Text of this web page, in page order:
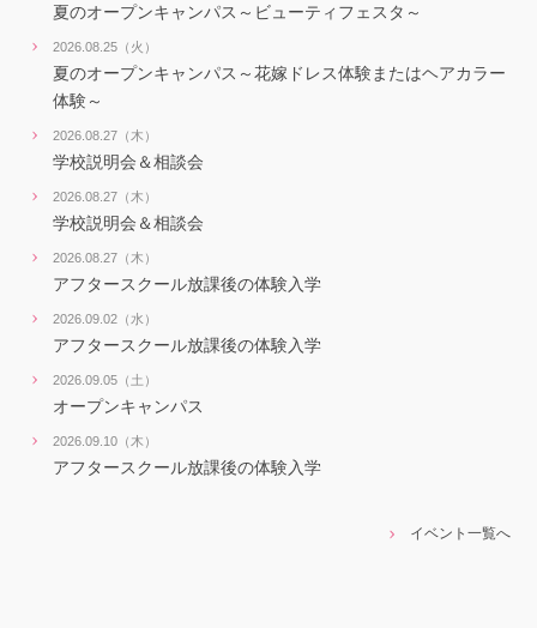
夏のオープンキャンパス～ビューティフェスタ～
2026.08.25（火）
夏のオープンキャンパス～花嫁ドレス体験またはヘアカラー
体験～
2026.08.27（木）
学校説明会＆相談会
2026.08.27（木）
学校説明会＆相談会
2026.08.27（木）
アフタースクール放課後の体験入学
2026.09.02（水）
アフタースクール放課後の体験入学
2026.09.05（土）
オープンキャンパス
2026.09.10（木）
アフタースクール放課後の体験入学
イベント一覧へ